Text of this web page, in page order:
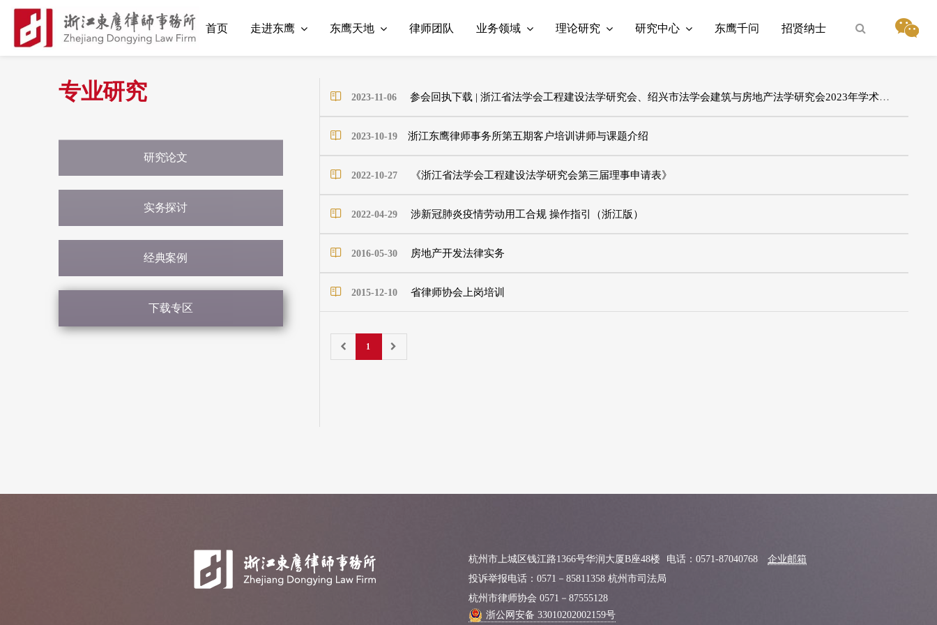
首页 走进东鹰 东鹰天地 律师团队 业务领域 理论研究 研究中心 东鹰千问 招贤纳士
专业研究
研究论文
实务探讨
经典案例
下载专区
2023-11-06 参会回执下载 | 浙江省法学会工程建设法学研究会、绍兴市法学会建筑与房地产法学研究会2023年学术研讨会
2023-10-19 ​浙江东鹰律师事务所第五期客户培训讲师与课题介绍
2022-10-27 《浙江省法学会工程建设法学研究会第三届理事申请表》
2022-04-29 涉新冠肺炎疫情劳动用工合规 操作指引（浙江版）
2016-05-30 房地产开发法律实务
2015-12-10 省律师协会上岗培训
1
杭州市上城区钱江路1366号华润大厦B座48楼 电话：0571-87040768
企业邮箱
投诉举报电话：0571－85811358 杭州市司法局
杭州市律师协会 0571－87555128
浙公网安备 33010202002159号